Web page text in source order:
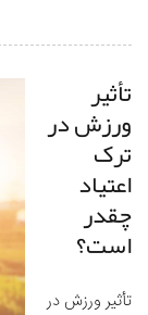
تأثیر
ورزش در
ترک
اعتیاد
چقدر
است؟
تأثیر ورزش در